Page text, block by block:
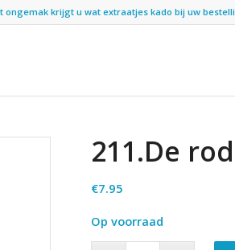
krijgt u wat extraatjes kado bij uw
211.De
€7.95
Op voorraad